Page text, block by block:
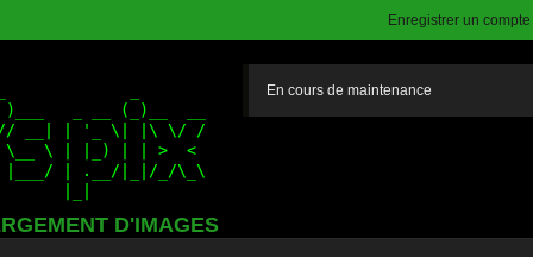
Enregistrer un
D'IMAGES
En cours de maintenance